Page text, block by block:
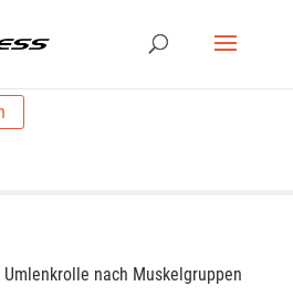
nach Muskelgruppen